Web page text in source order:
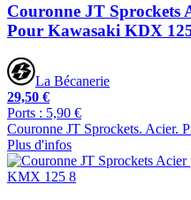
Couronne JT Sprockets
Pour Kawasaki KDX
La Bécanerie
29,50 €
Ports : 5,90 €
Couronne JT Sprockets. Acier.
Plus d'infos